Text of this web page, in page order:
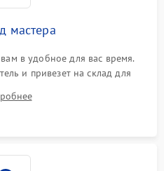
мастера
в удобное для вас время.
и привезет на склад для